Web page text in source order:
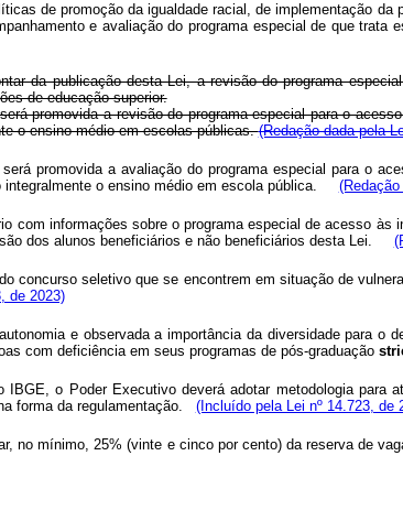
de promoção da igualdade racial, de implementação
e avaliação do programa especial de que
da publicação desta Lei, a revisão do programa
de educação superior.
promovida a revisão do programa especial para o
o ensino médio em escolas públicas.(Redação dada pela
promovida a avaliação do programa especial para o
integralmente o ensino médio em escola pública.
com informações sobre o programa especial de acesso
dos alunos beneficiários e não beneficiários desta Lei.
concurso seletivo que se encontrem em situação de
de 2023)
e observada a importância da diversidade para
com deficiência em seus programas de pós-graduação
o Poder Executivo deverá adotar metodologia para
forma da regulamentação.
(Incluído pela Lei nº 14.723, de
no mínimo, 25% (vinte e cinco por cento) da reserva de